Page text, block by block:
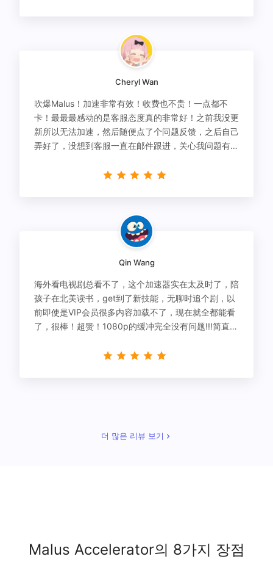
Cheryl Wan
吹爆Malus！加速非常有效！收费也不贵！一点都不
卡！最最最感动的是客服态度真的非常好！之前我没更
新所以无法加速，然后随便点了个问题反馈，之后自己
弄好了，没想到客服一直在邮件跟进，关心我问题有没
Qin Wang
海外看电视剧总看不了，这个加速器实在太及时了，陪
孩子在北美读书，get到了新技能，无聊时追个剧，以
前即使是VIP会员很多内容加载不了，现在就全都能看
了，很棒！超赞！1080p的缓冲完全没有问题!!!简直救
더 많은 리뷰 보기
Malus Accelerator의 8가지 장점